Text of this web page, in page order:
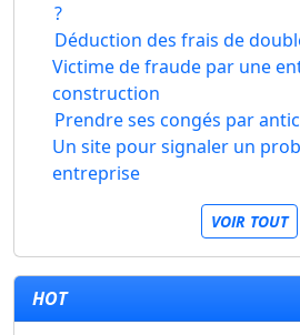
?
Déduction des frais de
Victime de fraude par une
construction
Prendre ses congés par
Un site pour signaler un
entreprise
VOIR TOUT
HOT